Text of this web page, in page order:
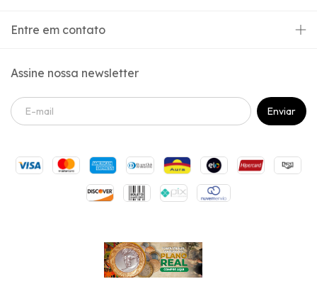
Entre em contato
Assine nossa newsletter